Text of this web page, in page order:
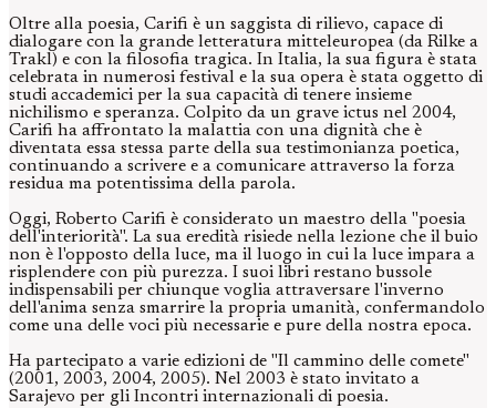
Oltre alla poesia, Carifi è un saggista di rilievo, capace di
dialogare con la grande letteratura mitteleuropea (da Rilke a
Trakl) e con la filosofia tragica. In Italia, la sua figura è stata
celebrata in numerosi festival e la sua opera è stata oggetto di
studi accademici per la sua capacità di tenere insieme
nichilismo e speranza. Colpito da un grave ictus nel 2004,
Carifi ha affrontato la malattia con una dignità che è
diventata essa stessa parte della sua testimonianza poetica,
continuando a scrivere e a comunicare attraverso la forza
residua ma potentissima della parola.
Oggi, Roberto Carifi è considerato un maestro della "poesia
dell'interiorità". La sua eredità risiede nella lezione che il buio
non è l'opposto della luce, ma il luogo in cui la luce impara a
risplendere con più purezza. I suoi libri restano bussole
indispensabili per chiunque voglia attraversare l'inverno
dell'anima senza smarrire la propria umanità, confermandolo
come una delle voci più necessarie e pure della nostra epoca.
Ha partecipato a varie edizioni de "Il cammino delle comete"
(2001, 2003, 2004, 2005). Nel 2003 è stato invitato a
Sarajevo per gli Incontri internazionali di poesia.